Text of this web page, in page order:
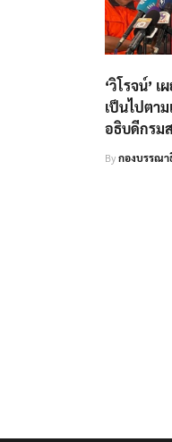
‘วิโรจน์’
เป็นไปตา
อธิบดีกรม
Byกองบรรณา